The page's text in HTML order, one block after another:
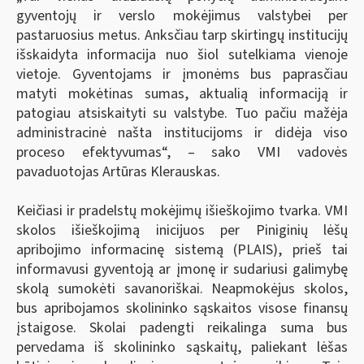
gyventojų ir verslo mokėjimus valstybei per
pastaruosius metus. Anksčiau tarp skirtingų institucijų
išskaidyta informacija nuo šiol sutelkiama vienoje
vietoje. Gyventojams ir įmonėms bus paprasčiau
matyti mokėtinas sumas, aktualią informaciją ir
patogiau atsiskaityti su valstybe. Tuo pačiu mažėja
administracinė našta institucijoms ir didėja viso
proceso efektyvumas“, – sako VMI vadovės
pavaduotojas Artūras Klerauskas.
Keičiasi ir pradelstų mokėjimų išieškojimo tvarka. VMI
skolos išieškojimą inicijuos per Piniginių lėšų
apribojimo informacinę sistemą (PLAIS), prieš tai
informavusi gyventoją ar įmonę ir sudariusi galimybę
skolą sumokėti savanoriškai. Neapmokėjus skolos,
bus apribojamos skolininko sąskaitos visose finansų
įstaigose. Skolai padengti reikalinga suma bus
pervedama iš skolininko sąskaitų, paliekant lėšas